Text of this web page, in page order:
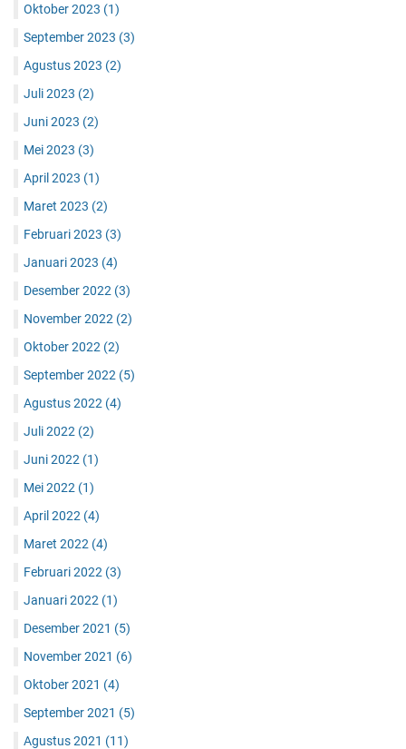
Oktober 2023 (1)
September 2023 (3)
Agustus 2023 (2)
Juli 2023 (2)
Juni 2023 (2)
Mei 2023 (3)
April 2023 (1)
Maret 2023 (2)
Februari 2023 (3)
Januari 2023 (4)
Desember 2022 (3)
November 2022 (2)
Oktober 2022 (2)
September 2022 (5)
Agustus 2022 (4)
Juli 2022 (2)
Juni 2022 (1)
Mei 2022 (1)
April 2022 (4)
Maret 2022 (4)
Februari 2022 (3)
Januari 2022 (1)
Desember 2021 (5)
November 2021 (6)
Oktober 2021 (4)
September 2021 (5)
Agustus 2021 (11)